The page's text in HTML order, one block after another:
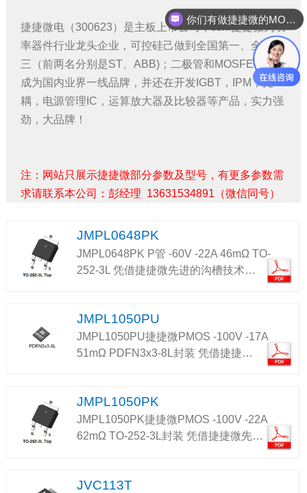
捷捷微电（300623）是主板上市公司，JJM捷捷微为功
率器件行业龙头企业，可控硅己做到全国第一、全球第
三（前两名分别是ST、ABB)；二极管和MOSFET都己
成为国内业界一线品牌，并还在开发IGBT，IPM，光
耦，电源管理IC，运算放大器及比较器等产品，实力强
劲，大品牌！
注：网站只展示捷捷微部分参数及型号，有更多参数需
求请联系本公司：彭经理 13631534891（微信同号）
JMPL0648PK
JMPL0648PK P管 -60V -22A 46mΩ TO-
252-3L 凭借捷捷微先进的沟槽技术…
JMPL1050PU
JMPL1050PU捷捷微PMOS -100V -17A
51mΩ PDFN3x3-8L封装 凭借捷捷…
JMPL1050PK
JMPL1050PK捷捷微PMOS -100V -22A
62mΩ TO-252-3L封装 凭借捷捷微先…
JVC113T